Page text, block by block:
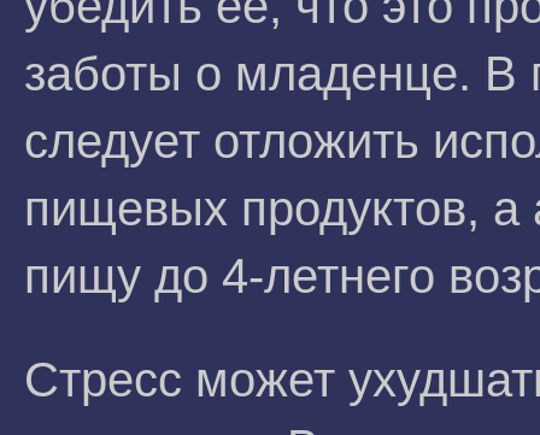
заботы о младенце. В
следует отложить
пищевых продуктов, а
пищу до 4-летнего
Стресс может